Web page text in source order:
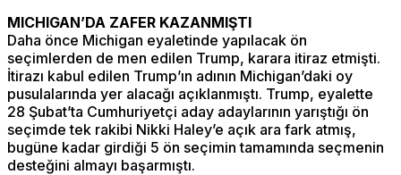
MICHIGAN’DA ZAFER KAZANMIŞTI
Daha önce Michigan eyaletinde yapılacak ön
seçimlerden de men edilen Trump, karara itiraz etmişti.
İtirazı kabul edilen Trump’ın adının Michigan’daki oy
pusulalarında yer alacağı açıklanmıştı. Trump, eyalette
28 Şubat’ta Cumhuriyetçi aday adaylarının yarıştığı ön
seçimde tek rakibi Nikki Haley’e açık ara fark atmış,
bugüne kadar girdiği 5 ön seçimin tamamında seçmenin
desteğini almayı başarmıştı.